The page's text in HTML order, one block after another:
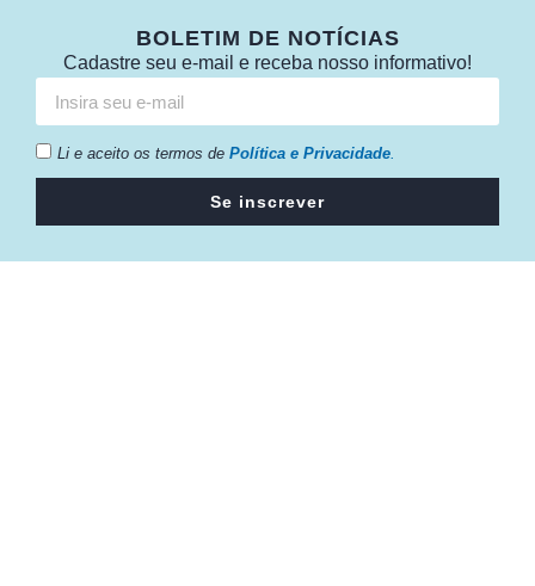
BOLETIM DE NOTÍCIAS
Cadastre seu e-mail e receba nosso informativo!
Li e aceito os termos de Política e Privacidade.
Se inscrever